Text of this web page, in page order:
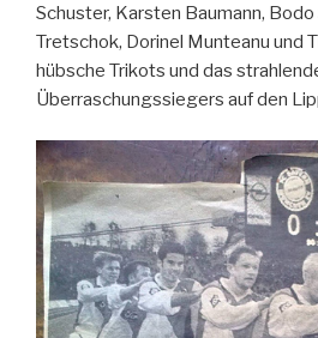
Schuster, Karsten Baumann,
Tretschok, Dorinel Munteanu und
hübsche Trikots und das
Überraschungssiegers auf den